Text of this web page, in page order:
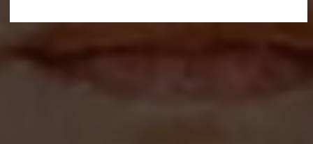
Vorgängermodelle